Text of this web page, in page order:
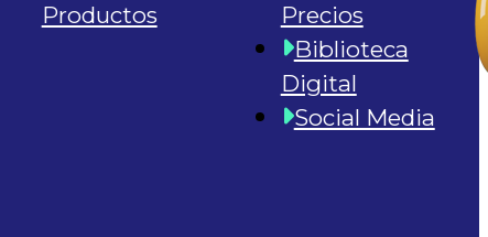
Productos
Precios
Biblioteca
Digital
Social Media